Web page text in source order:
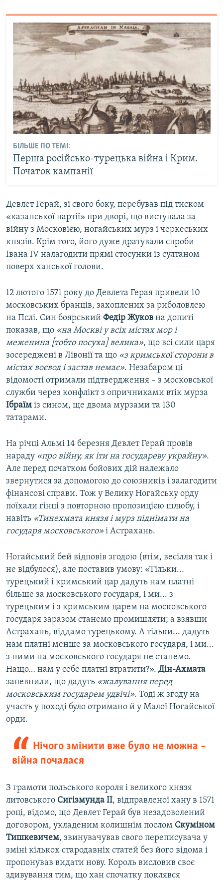
БІЛЬШЕ ПО ТЕМІ:
Перша російсько-турецька війна і Крим.
Початок кампанії
Девлет Герай, зі свого боку, перебував під тиском
«казанської партії» при дворі, що виступала за
війну з Московією, ногайських мурз і черкеських
князів. Крім того, його дуже дратували спроби
Івана IV налагодити прямі стосунки із султаном
поверх ханської голови.
12 лютого 1571 року до Девлета Герая привели 10
московських бранців, захоплених за риболовлею
на Пслі. Син боярський Федір Жуков на допиті
показав, що «на Москві у всіх містах мор і
меженина [тобто посуха] велика», що всі сили царя
зосереджені в Лівонії та що «з кримської сторони в
містах воєвод і застав немає». Незабаром ці
відомості отримали підтвердження – з московської
служби через конфлікт з опричниками втік мурза
Ібраїм із сином, ще двома мурзами та 130
татарами.
На річці Альмі 14 березня Девлет Герай провів
нараду «про війну, як іти на государеву украйну».
Але перед початком бойових дій належало
звернутися за допомогою до союзників і залагодити
фінансові справи. Тож у Велику Ногайську орду
поїхали гінці з повторною пропозицією шлюбу, і
навіть «Тинехмата князя і мурз піднімати на
государя московського» і Астрахань.
Ногайський бей відповів згодою (втім, весілля так і
не відбулося), але поставив умову: «Тільки...
турецький і кримський цар дадуть нам платні
більше за московського государя, і ми... з
турецьким і з кримським царем на московського
государя заразом станемо промишляти; а взявши
Астрахань, віддамо турецькому. А тільки... дадуть
нам платні менше за московського государя, і ми...
з ними на московського государя не станемо.
Нащо… нам у себе платні втратити?». Дін-Ахмата
запевнили, що дадуть «жалування перед
московським государем удвічі». Тоді ж згоду на
участь у поході було отримано й у Малої Ногайської
орди.
Нічого змінити вже було не можна –
війна почалася
З грамоти польського короля і великого князя
литовського Сигізмунда II, відправленої хану в 1571
році, відомо, що Девлет Герай був незадоволений
договором, укладеним колишнім послом Скуміном
Тишкевичем, звинувачував свого переписувача у
зміні кількох стародавніх статей без його відома і
пропонував видати нову. Король висловив своє
здивування тим, що хан спочатку поклявся